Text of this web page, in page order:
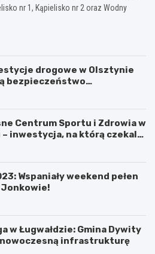
nr 1, Kąpielisko nr 2 oraz Wodny
drogowe w Olsztynie
bezpieczeństwo
Centrum Sportu i Zdrowia w
– inwestycja, na którą czekali
Wspaniały weekend pełen
w Ługwałdzie: Gmina Dywity
infrastrukturę